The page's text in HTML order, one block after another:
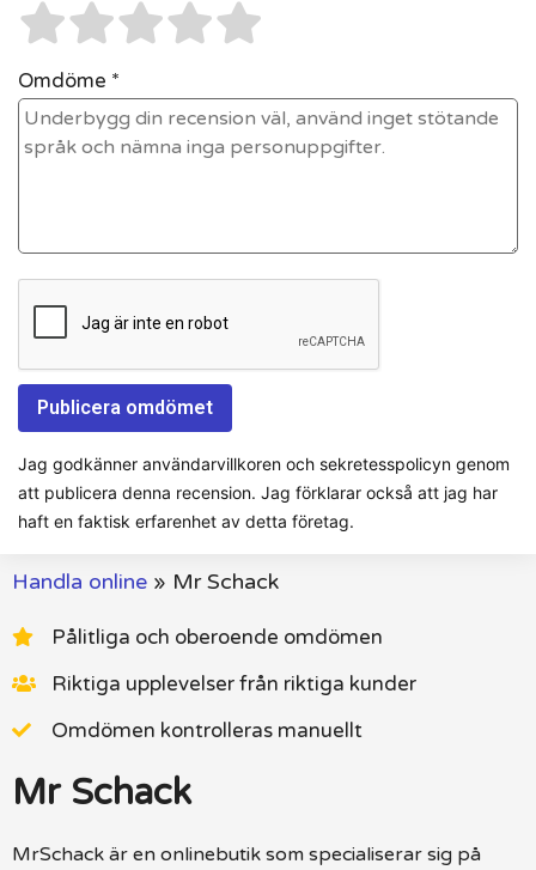
Omdöme *
Jag godkänner användarvillkoren och sekretesspolicyn genom
att publicera denna recension. Jag förklarar också att jag har
haft en faktisk erfarenhet av detta företag.
Handla online » Mr Schack
Pålitliga och oberoende omdömen
Riktiga upplevelser från riktiga kunder
Omdömen kontrolleras manuellt
Mr Schack
MrSchack är en onlinebutik som specialiserar sig på